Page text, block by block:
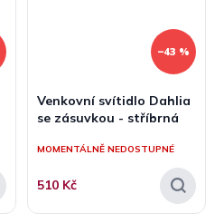
–43 %
Venkovní svítidlo Dahlia
se zásuvkou - stříbrná
MOMENTÁLNĚ NEDOSTUPNÉ
510 Kč